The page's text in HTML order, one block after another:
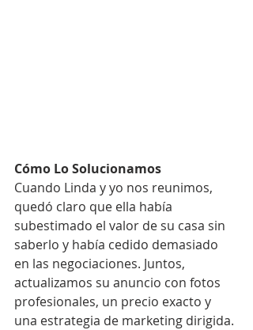
Cómo Lo Solucionamos
Cuando Linda y yo nos reunimos,
quedó claro que ella había
subestimado el valor de su casa sin
saberlo y había cedido demasiado
en las negociaciones. Juntos,
actualizamos su anuncio con fotos
profesionales, un precio exacto y
una estrategia de marketing dirigida.